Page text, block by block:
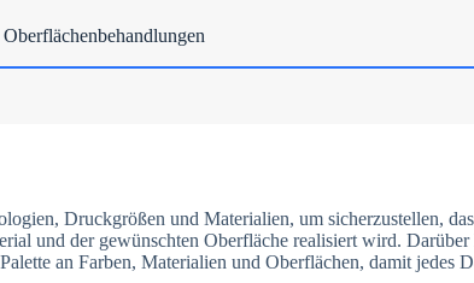
Druckgrößen und Materialien, um sicherzustellen,
und der gewünschten Oberfläche realisiert wird.
an Farben, Materialien und Oberflächen, damit jedes